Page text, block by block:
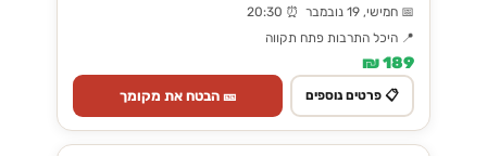
📅 חמישי, 19 נובמבר ⏰ 20:30
📍 היכל התרבות פתח תקווה
189 ₪
📋 פרטים נוספים 🎫 הבטח את מקומך